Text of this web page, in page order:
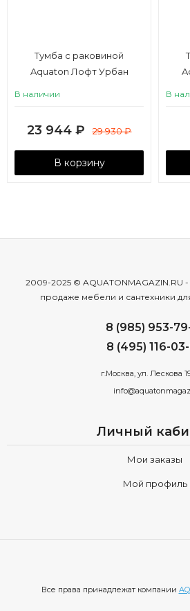
Тумба с раковиной
Aquaton Лофт Урбан
В наличии
23 944 ₽ 29 930₽
В корзину
В
2009-2025 © AQUATONMAGAZIN.RU
продаже мебели и сантехники
8 (985) 953-
8 (495) 116-
г.Москва, ул. Лескова
Личный
Мои заказы
Мой профиль
Все права принадлежат компании